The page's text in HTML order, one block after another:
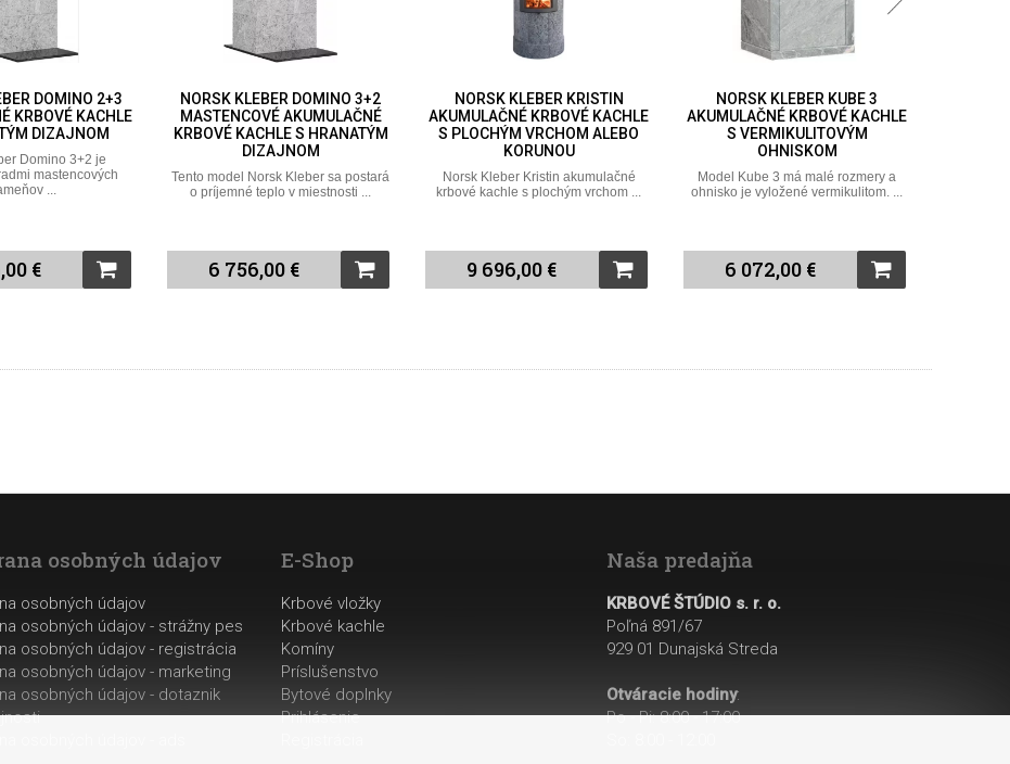
DOMINO 2+3
KRBOVÉ KACHLE
DIZAJNOM
Domino 3+2 je
mastencových
...
€
NORSK KLEBER DOMINO 3+2
MASTENCOVÉ AKUMULAČNÉ
KRBOVÉ KACHLE S HRANATÝM
DIZAJNOM
Tento model Norsk Kleber sa postará
o príjemné teplo v miestnosti ...
6 756,00 €
NORSK KLEBER KRISTIN
AKUMULAČNÉ KRBOVÉ KACHLE
S PLOCHÝM VRCHOM ALEBO
KORUNOU
Norsk Kleber Kristin akumulačné
krbové kachle s plochým vrchom ...
9 696,00 €
NORSK KLEBER KUBE 3
AKUMULAČNÉ KRBOVÉ KACHLE
S VERMIKULITOVÝM
OHNISKOM
Model Kube 3 má malé rozmery a
ohnisko je vyložené vermikulitom. ...
6 072,00 €
osobných údajov
osobných údajov
osobných údajov - strážny pes
osobných údajov - registrácia
osobných údajov - marketing
osobných údajov - dotaznik
E-Shop
Krbové vložky
Krbové kachle
Komíny
Príslušenstvo
Bytové doplnky
Prihlásenie
Naša predajňa
KRBOVÉ ŠTÚDIO s. r. o.
Poľná 891/67
929 01 Dunajská Streda
Otváracie hodiny:
Po - Pi: 8:00 - 17:00